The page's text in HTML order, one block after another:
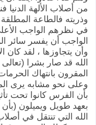
من أصلاب الألهة الدنيا
وذريته فالطاعة
في نظرهم الواجب
الواجب أن يفسر سائر
وأن يتجاوزها ، لقد
الله قد صار بشرا
المقرون بانتهاك
‏وعلى نحو مشابه يرى
‏بأن الفرس كانوا تحت
بعهد طويل ويميلون
الله التي تنتقل في